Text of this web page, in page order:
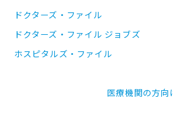
ドクターズ・ファイル
ドクターズ・ファイル ジョブズ
ホスピタルズ・ファイル
医療機関の方向